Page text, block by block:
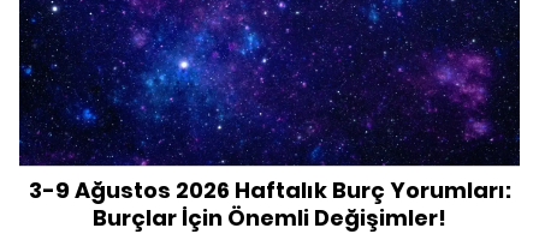
3-9 Ağustos 2026 Haftalık Burç Yorumları:
Burçlar İçin Önemli Değişimler!